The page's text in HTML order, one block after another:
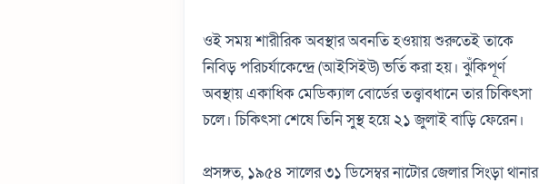
ওই সময় শারীরিক অবস্থার অবনতি হওয়ায় শুরুতেই তাকে
নিবিড় পরিচর্যাকেন্দ্রে (আইসিইউ) ভর্তি করা হয়। ঝুঁকিপূর্ণ
অবস্থায় একাধিক মেডিক্যাল বোর্ডের তত্ত্বাবধানে তার চিকিৎসা
চলে। চিকিৎসা শেষে তিনি সুস্থ হয়ে ২১ জুলাই বাড়ি ফেরেন।
প্রসঙ্গত, ১৯৫৪ সালের ৩১ ডিসেম্বর নাটোর জেলার সিংড়া থানার